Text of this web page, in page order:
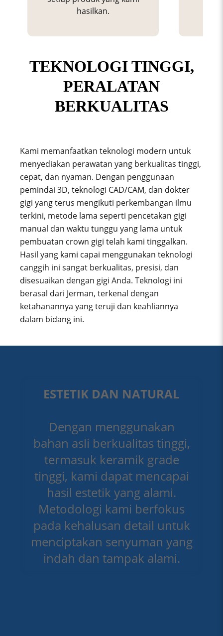
hasilkan.
TEKNOLOGI TINGGI,
PERALATAN
BERKUALITAS
Kami memanfaatkan teknologi modern untuk
menyediakan perawatan yang berkualitas tinggi,
cepat, dan nyaman. Dengan penggunaan
pemindai 3D, teknologi CAD/CAM, dan dokter
gigi yang terus mengikuti perkembangan ilmu
terkini, metode lama seperti pencetakan gigi
manual dan waktu tunggu yang lama untuk
pembuatan crown gigi telah kami tinggalkan.
Hasil yang kami capai menggunakan teknologi
canggih ini sangat berkualitas, presisi, dan
disesuaikan dengan gigi Anda. Teknologi ini
berasal dari Jerman, terkenal dengan
ketahanannya yang teruji dan keahliannya
dalam bidang ini.
ESTETIK DAN NATURAL
Dengan menggunakan
bahan asli berkualitas tinggi,
termasuk keramik grade
tinggi, kami dapat mencapai
hasil estetik yang alami.
Metodologi kami berfokus
pada kehalusan detail untuk
menciptakan senyuman yang
indah dan tampak alami.